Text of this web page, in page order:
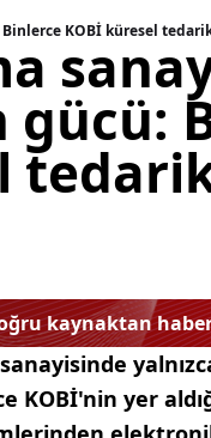
KOBİ küresel
kaynaktan
KOBİ'nin yer